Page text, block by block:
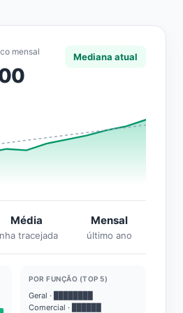
mensal Mediana atual
Média
tracejada
Mensal
último ano
POR FUNÇÃO (TOP 5)
Geral · ████████
Comercial · ██████